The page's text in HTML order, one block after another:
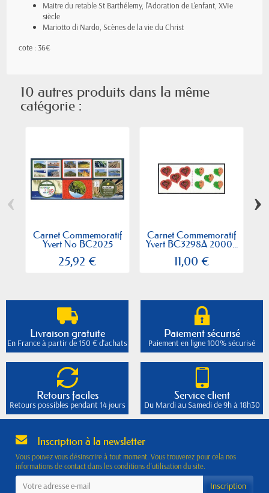
Maitre du retable St Barthélemy, l'Adoration de L'enfant, XVIe
siècle
Mariotto di Nardo, Scènes de la vie du Christ
cote : 36€
10 autres produits dans la même
catégorie :
Carnet Commemoratif
Yvert No BC2025
25,92 €
Carnet Commemoratif
Yvert BC3298A 2000...
11,00 €
‹ ›
Livraison gratuite
En France à partir de 150 € d'achats
Paiement sécurisé
Paiement en ligne 100% sécurisé
Retours faciles
Retours possibles pendant 14 jours
Service client
Du Mardi au Samedi de 9h à 18h30
Inscription à la newsletter
Vous pouvez vous désinscrire à tout moment. Vous trouverez pour cela nos
informations de contact dans les conditions d'utilisation du site.